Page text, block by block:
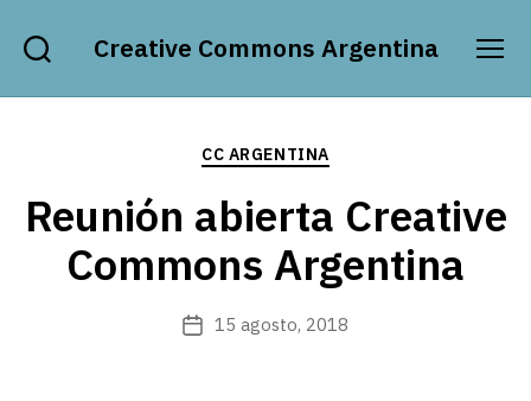
Creative Commons Argentina
Categorías
CC ARGENTINA
Reunión abierta Creative
Commons Argentina
Fecha15 agosto, 2018